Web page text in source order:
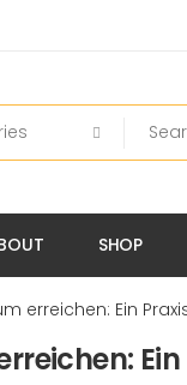
SHOP
erreichen: Ein